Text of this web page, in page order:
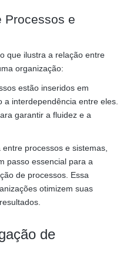
Processos e
que ilustra a relação entre
organização:
estão inseridos em
interdependência entre eles.
garantir a fluidez e a
processos e sistemas,
passo essencial para a
de processos. Essa
otimizem suas
de